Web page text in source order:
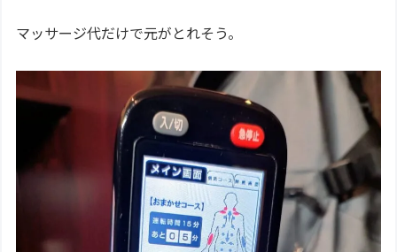
マッサージ代だけで元がとれそう。